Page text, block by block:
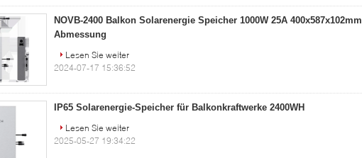
NOVB-2400 Balkon Solarenergie Speicher 1000W 25A 400x587x102mm
Abmessung
Lesen Sie weiter
2024-07-17 15:36:52
IP65 Solarenergie-Speicher für Balkonkraftwerke 2400WH
Lesen Sie weiter
2025-05-27 19:34:22